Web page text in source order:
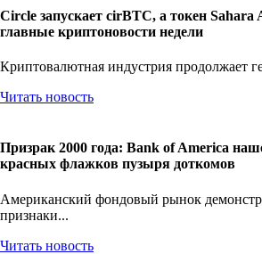
Circle запускает cirBTC, а токен Sahara
главные криптоновости недели
Криптовалютная индустрия продолжает
Читать новость
Призрак 2000 года: Bank of America
красных флажков пузыря доткомов
Американский фондовый рынок
признаки...
Читать новость